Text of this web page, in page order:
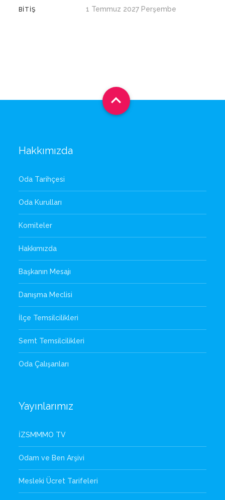
BITIŞ 1 Temmuz 2027 Perşembe

Hakkımızda
Oda Tarihçesi
Oda Kurulları
Komiteler
Hakkımızda
Başkanın Mesajı
Danışma Meclisi
İlçe Temsilcilikleri
Semt Temsilcilikleri
Oda Çalışanları
Yayınlarımız
İZSMMMO TV
Odam ve Ben Arşivi
Mesleki Ücret Tarifeleri